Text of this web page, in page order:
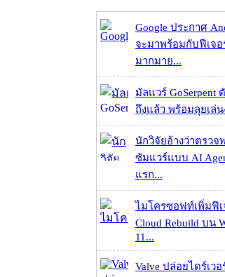
Google ประกาศ
จะมาพร้อมกับฟีเจอ
มากมาย...
มัลแวร์ GoSerpent
ถึงแล้ว พร้อมลุยเล่น
นักวิจัยอ้างว่าตรวจ
ซัมแวร์แบบ AI
แรก...
ไมโครซอฟท์เพิ่มฟีเ
Cloud Rebuild บน
11...
Valve ปล่อยไดร์เวอ